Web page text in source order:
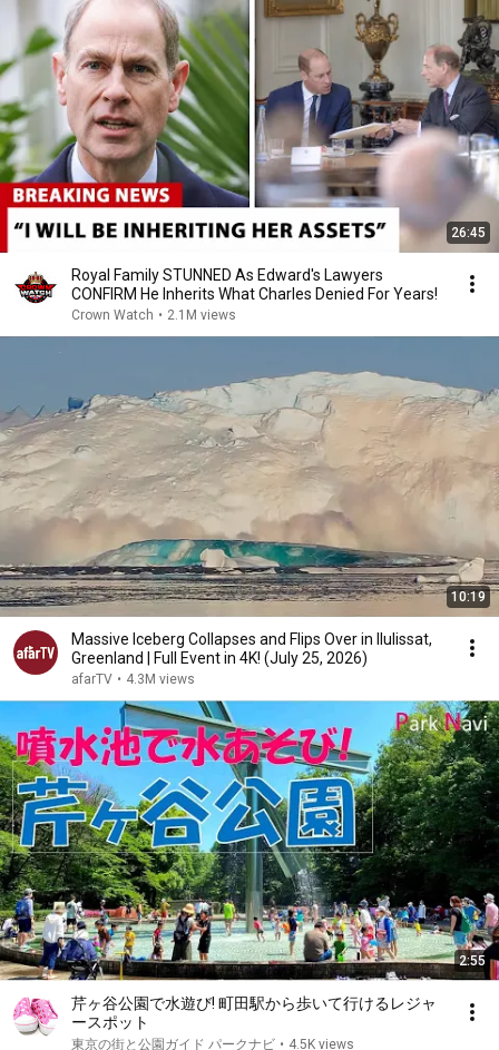
26:45
Royal Family STUNNED As Edward's Lawyers
CONFIRM He Inherits What Charles Denied For Years!
Crown Watch • 2.1M views
10:19
Massive Iceberg Collapses and Flips Over in Ilulissat,
Greenland | Full Event in 4K! (July 25, 2026)
afarTV • 4.3M views
2:55
芹ヶ谷公園で水遊び! 町田駅から歩いて行けるレジャ
ースポット
東京の街と公園ガイド パークナビ • 4.5K views